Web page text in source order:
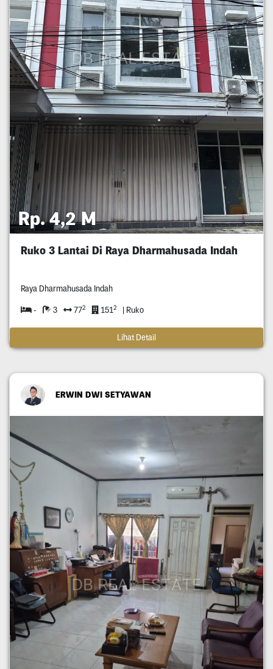
Rp. 4,2 M
Ruko 3 Lantai Di Raya Dharmahusada Indah
Raya Dharmahusada Indah
- 3 772 1512 | Ruko
Lihat Detail
ERWIN DWI SETYAWAN